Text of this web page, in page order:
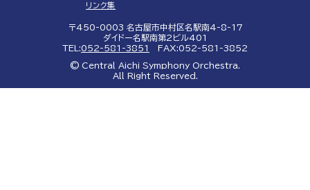
リンク集
〒450-0003 名古屋市中村区名駅南4-8-17
ダイドー名駅南第2ビル401
TEL:052-581-3851 FAX:052-581-3852
© Central Aichi Symphony Orchestra.
All Right Reserved.